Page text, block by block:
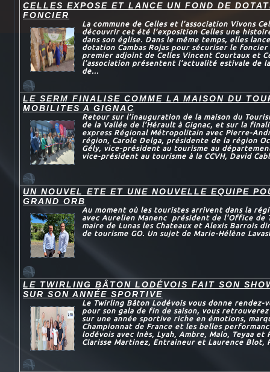
CELLES EXPOSE ET LANCE UN FOND DE
FONCIER
La commune de Celles et l’association Vivons
découvrir cet été l’exposition Celles une
dans son église. Dans le même temps, elles
dotation Cambas Rojas pour sécuriser le foncier
premier adjoint de Celles Vincent Courtaux et
l’association présentent l’actualité estivale de
de...
LE SERM FINALISE COMME LA MAISON DU
MOBILITES A GIGNAC
Retour sur l’inauguration de la maison du
de la Vallée de l’Hérault à Gignac, et sur la
express Régional Métropolitain avec Pierre-
région, Carole Delga, présidente de la région
Gély, vice-président au tourisme au
vice-président au tourisme à la CCVH, David
UN NOUVEL ETE ET UNE NOUVELLE EQUIPE
GRAND ORB
Au moment où les touristes arrivent dans la
avec Aurelien Manenc président de l'Office de
maire de Lunas les Chateaux et Alexis Barrois
de tourisme GO. Un sujet de Marie-Hélène
LE TWIRLING BÂTON LODÉVOIS FAIT SON
SUR SON ANNÉE SPORTIVE
Le Twirling Bâton Lodévois vous donne rendez-
pour son gala de fin de saison, vous
sur une année sportive riche en émotions,
Championnat de France et les belles
lodévois avec Inès, Lyah, Ambre, Malo, Teyaa et
Clarisse Martinez, Entraineur et Laurence Blot,